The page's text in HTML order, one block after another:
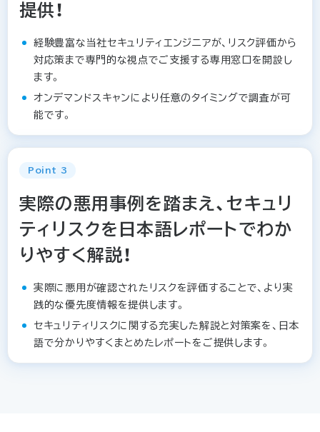
提供！
経験豊富な当社セキュリティエンジニアが、リスク評価から
対応策まで専門的な視点でご支援する専用窓口を開設し
ます。
オンデマンドスキャンにより任意のタイミングで調査が可
能です。
Point 3
実際の悪用事例を踏まえ、セキュリ
ティリスクを日本語レポートでわか
りやすく解説！
実際に悪用が確認されたリスクを評価することで、より実
践的な優先度情報を提供します。
セキュリティリスクに関する充実した解説と対策案を、日本
語で分かりやすくまとめたレポートをご提供します。